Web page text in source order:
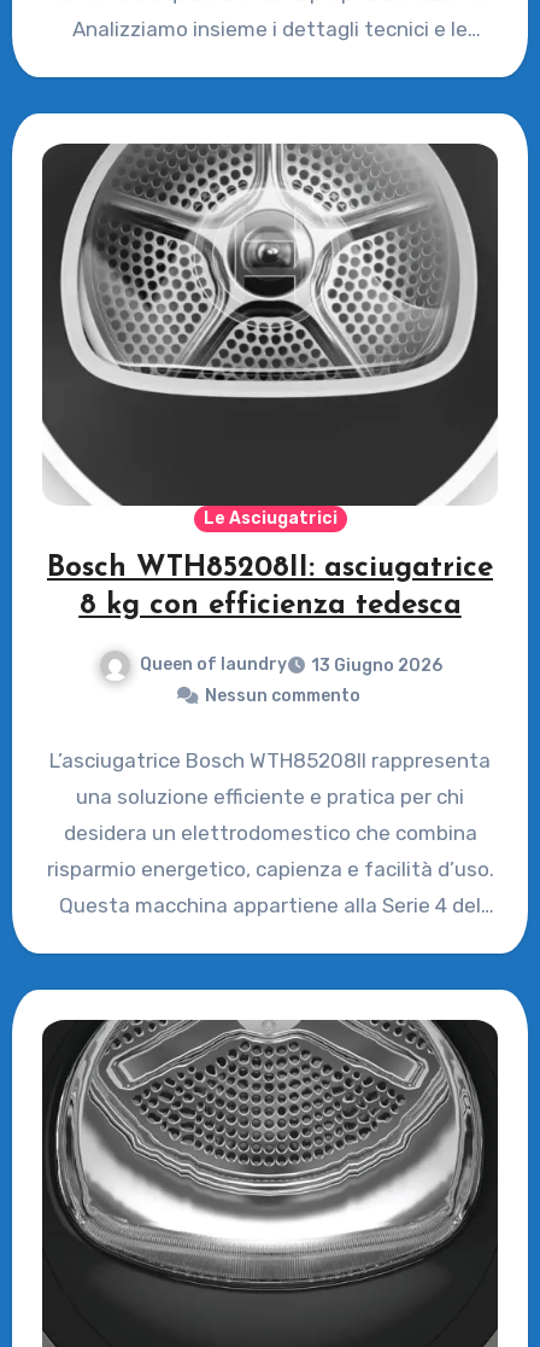
Analizziamo insieme i dettagli tecnici e le
Le Asciugatrici
Bosch WTH85208II: asciugatrice
8 kg con efficienza tedesca
Queen of laundry
13 Giugno 2026
Nessun commento
L’asciugatrice Bosch WTH85208II rappresenta
una soluzione efficiente e pratica per chi
desidera un elettrodomestico che combina
risparmio energetico, capienza e facilità d’uso.
Questa macchina appartiene alla Serie 4 del